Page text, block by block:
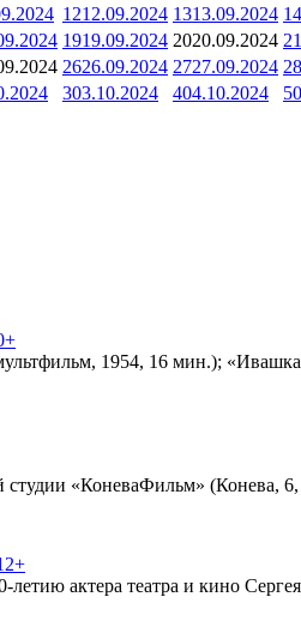
1212.09.2024 1313.09.2024 14
1919.09.2024 2020.09.2024 21
2626.09.2024 2727.09.2024 28
303.10.2024 404.10.2024 5
1954, 16 мин.);
студии «КоневаФильм» (Конева,
актера театра и кино